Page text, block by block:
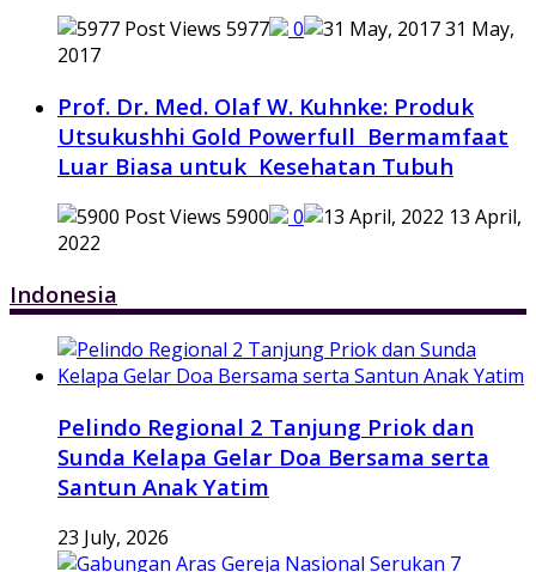
5977 0
31 May,
2017
Prof. Dr. Med. Olaf W. Kuhnke: Produk
Utsukushhi Gold Powerfull Bermamfaat
Luar Biasa untuk Kesehatan Tubuh
5900 0
13 April,
2022
Indonesia
Pelindo Regional 2 Tanjung Priok dan
Sunda Kelapa Gelar Doa Bersama serta
Santun Anak Yatim
23 July, 2026